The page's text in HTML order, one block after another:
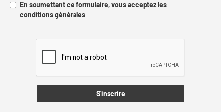
En soumettant ce formulaire, vous acceptez les
conditions générales
S'inscrire